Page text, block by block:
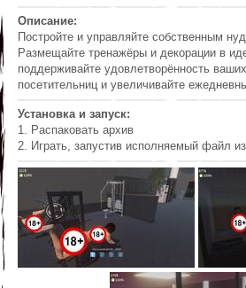
Описание:
Постройте и управляйте собственным
Размещайте тренажёры и декорации в
поддерживайте удовлетворённость
посетительниц и увеличивайте
Установка и запуск:
1. Распаковать архив
2. Играть, запустив исполняемый файл